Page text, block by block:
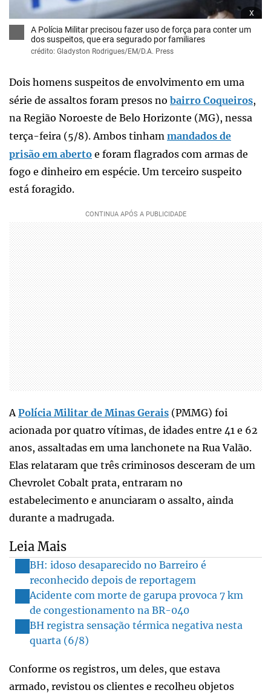
x
A Polícia Militar precisou fazer uso de força para conter um
dos suspeitos, que era segurado por familiares
crédito: Gladyston Rodrigues/EM/D.A. Press
Dois homens suspeitos de envolvimento em uma
série de assaltos foram presos no bairro Coqueiros,
na Região Noroeste de Belo Horizonte (MG), nessa
terça-feira (5/8). Ambos tinham mandados de
prisão em aberto e foram flagrados com armas de
fogo e dinheiro em espécie. Um terceiro suspeito
está foragido.
A Polícia Militar de Minas Gerais (PMMG) foi
acionada por quatro vítimas, de idades entre 41 e 62
anos, assaltadas em uma lanchonete na Rua Valão.
Elas relataram que três criminosos desceram de um
Chevrolet Cobalt prata, entraram no
estabelecimento e anunciaram o assalto, ainda
durante a madrugada.
Leia Mais
BH: idoso desaparecido no Barreiro é
reconhecido depois de reportagem
Acidente com morte de garupa provoca 7 km
de congestionamento na BR-040
BH registra sensação térmica negativa nesta
quarta (6/8)
Conforme os registros, um deles, que estava
armado, revistou os clientes e recolheu objetos